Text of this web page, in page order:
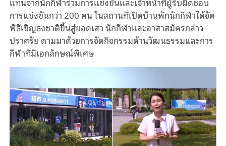
การแข่งขันกว่า 200 คน ในสถานที่เปิดบ้านพักนักกีฬาได้จัด
พิธีเชิญธงชาติขึ้นสู่ยอดเสา นักกีฬาและอาสาสมัครกล่าว
ปราศรัย ตามมาด้วยการจัดกิจกรรมด้านวัฒนธรรมและการ
กีฬาที่มีเอกลักษณ์พิเศษ